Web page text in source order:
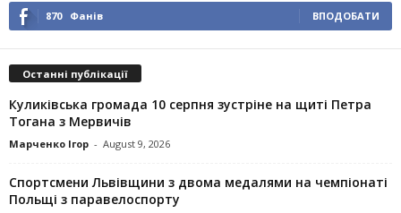
870 Фанів ВПОДОБАТИ
Останні публікації
Куликівська громада 10 серпня зустріне на щиті Петра
Тогана з Мервичів
Марченко Ігор - August 9, 2026
Спортсмени Львівщини з двома медалями на чемпіонаті
Польщі з паравелоспорту